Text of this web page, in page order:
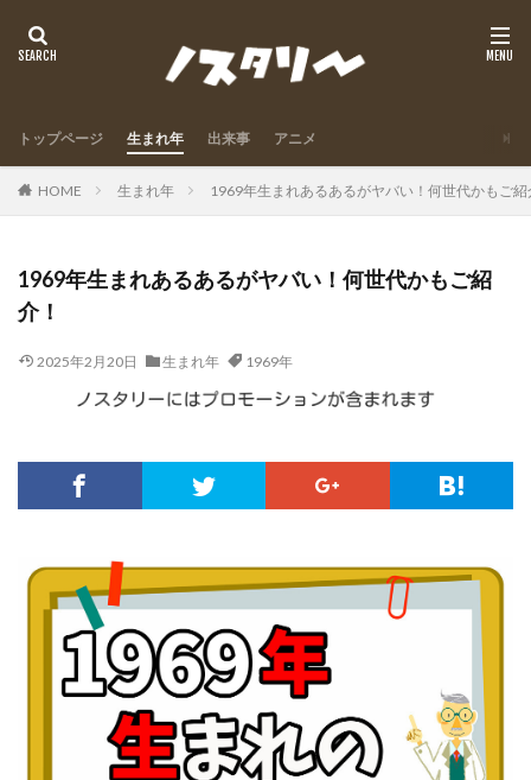
トップページ 生まれ年 出来事 アニメ
HOME 生まれ年 1969年生まれあるあるがヤバい！何世代かもご紹
1969年生まれあるあるがヤバい！何世代かもご紹
介！
2025年2月20日 生まれ年 1969年